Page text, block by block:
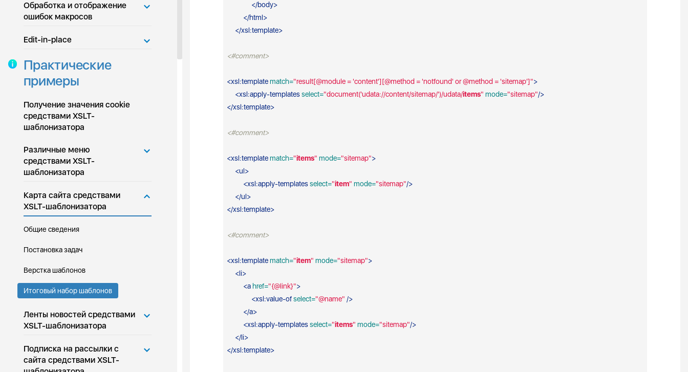
Обработка и отображение
ошибок макросов
Edit-in-place
Практические
примеры
Получение значения cookie
средствами XSLT-
шаблонизатора
Различные меню
средствами XSLT-
шаблонизатора
Карта сайта средствами
XSLT-шаблонизатора
Общие сведения
Постановка задач
Верстка шаблонов
Итоговый набор шаблонов
Ленты новостей средствами
XSLT-шаблонизатора
Подписка на рассылки с
сайта средствами XSLT-
</body>
</html>
</xsl:template>
<#comment>
<xsl:template match="result[@module = 'content'][@method = 'notfound' or @method = 'sitemap']">
<xsl:apply-templates select="document('udata://content/sitemap/')/udata/items" mode="sitemap"/>
</xsl:template>
<#comment>
<xsl:template match="items" mode="sitemap">
<ul>
<xsl:apply-templates select="item" mode="sitemap"/>
</ul>
</xsl:template>
<#comment>
<xsl:template match="item" mode="sitemap">
<li>
<a href="{@link}">
<xsl:value-of select="@name" />
</a>
<xsl:apply-templates select="items" mode="sitemap"/>
</li>
</xsl:template>